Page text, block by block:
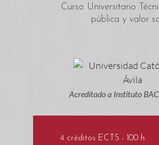
Curso Universitario
pública y valor
Acreditado a Instituto
4 créditos ECTS - 100 h